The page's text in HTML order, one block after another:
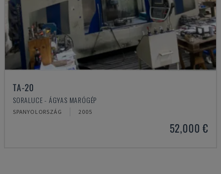
TA-20
SORALUCE - ÁGYAS MARÓGÉP
SPANYOLORSZÁG 2005
52,000 €